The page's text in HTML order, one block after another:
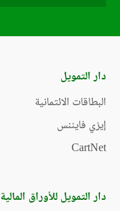
دار التمويل
البطاقات الائتمانية
إيزي فايننس
CartNet
دار التمويل للأوراق المالية